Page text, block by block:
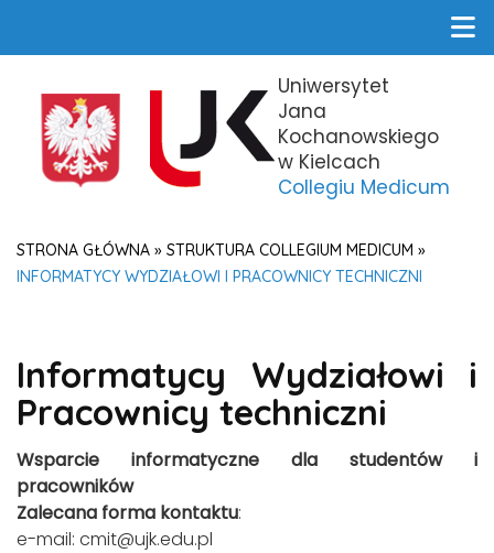
Uniwersytet
Jana
Kochanowskiego
w Kielcach
Collegiu Medicum
STRONA GŁÓWNA » STRUKTURA COLLEGIUM MEDICUM »
INFORMATYCY WYDZIAŁOWI I PRACOWNICY TECHNICZNI
Informatycy Wydziałowi i
Pracownicy techniczni
Wsparcie informatyczne dla studentów i
pracowników
Zalecana forma kontaktu:
e-mail: cmit@ujk.edu.pl